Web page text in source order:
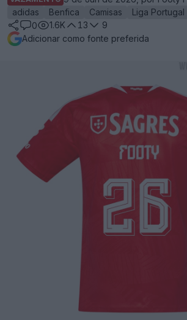
adidas
Benfica Camisas Liga Portugal
0
1.6K 13
9
Adicionar como fonte preferida